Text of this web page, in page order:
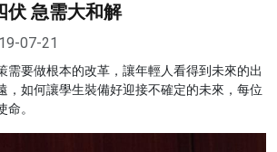
伏 急需大和解
07-21
需要做根本的改革，讓年輕人看得到未來的出
，如何讓學生裝備好迎接不確定的未來，每位
。